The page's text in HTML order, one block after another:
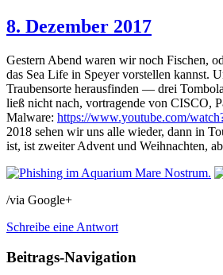
8. Dezember 2017
Gestern Abend waren wir noch Fischen,
das Sea Life in Speyer vorstellen kannst.
Traubensorte herausfinden — drei
ließ nicht nach, vortragende von CISCO,
Malware: https://www.youtube.com/
2018 sehen wir uns alle wieder, dann in
ist, ist zweiter Advent und Weihnachten,
/via Google+
Schreibe eine Antwort
Beitrags-Navigation